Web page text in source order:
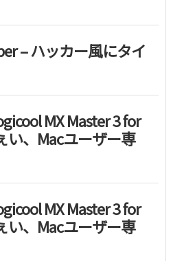
– ハッカー風にタイ
MX Master 3 for
い、Macユーザー専
MX Master 3 for
い、Macユーザー専